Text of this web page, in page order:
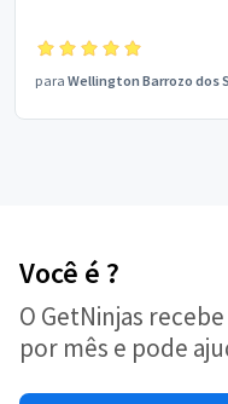
para Wellington Barrozo dos
Você é ?
O GetNinjas
por mês e pode